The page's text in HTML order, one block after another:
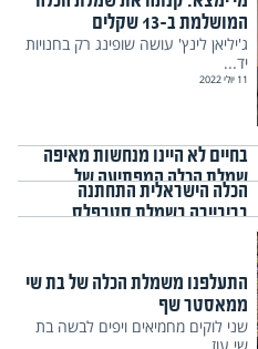
המושלמת ב-13 שקלים
ג'יליאן לינץ' עושה שופינג רק בחנויות
יד...
11 יולי 2022
בחיים לא היינו מנחשות מאיפה
שמלת הכלה המפתיעה של
הדוגמנית
הדוגמנית הבריטית לולה מקדונל
הכלה הישראלית התחתנה
בריביירה בשמלת סטרפלס
לנו בפיד,...
9 יוני 2022התעלפנו משמלת הכלה של בת שי
ממאסטר שף
שני לוקים מחמיאים ויפים לבשה בת